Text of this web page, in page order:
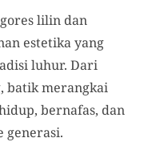
lilin dan
estetika yang
luhur. Dari
batik merangkai
bernafas, dan
generasi.